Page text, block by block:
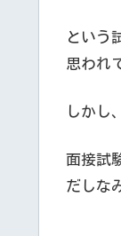
という
思われ
しかし
面接試
だしな